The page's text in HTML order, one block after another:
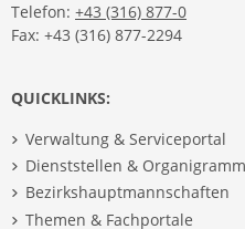
Telefon: +43 (316) 877-0
Fax: +43 (316) 877-2294
QUICKLINKS:
Verwaltung & Serviceportal
Dienststellen & Organigramm
Bezirkshauptmannschaften
Themen & Fachportale